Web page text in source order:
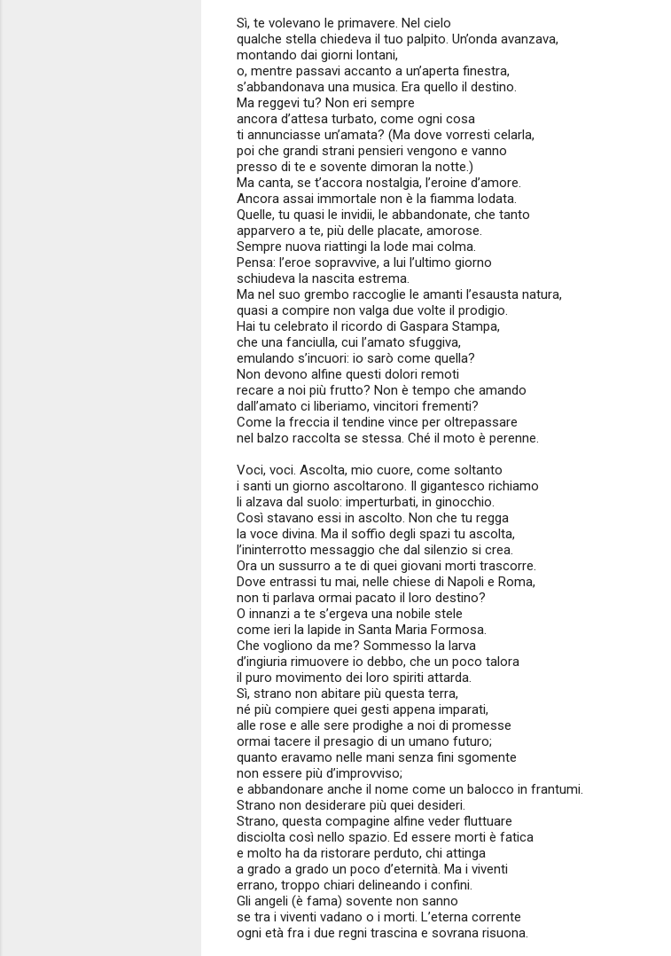
Sì, te volevano le primavere. Nel cielo
qualche stella chiedeva il tuo palpito. Un’onda avanzava,
montando dai giorni lontani,
o, mentre passavi accanto a un’aperta finestra,
s’abbandonava una musica. Era quello il destino.
Ma reggevi tu? Non eri sempre
ancora d’attesa turbato, come ogni cosa
ti annunciasse un’amata? (Ma dove vorresti celarla,
poi che grandi strani pensieri vengono e vanno
presso di te e sovente dimoran la notte.)
Ma canta, se t’accora nostalgia, l’eroine d’amore.
Ancora assai immortale non è la fiamma lodata.
Quelle, tu quasi le invidii, le abbandonate, che tanto
apparvero a te, più delle placate, amorose.
Sempre nuova riattingi la lode mai colma.
Pensa: l’eroe sopravvive, a lui l’ultimo giorno
schiudeva la nascita estrema.
Ma nel suo grembo raccoglie le amanti l’esausta natura,
quasi a compire non valga due volte il prodigio.
Hai tu celebrato il ricordo di Gaspara Stampa,
che una fanciulla, cui l’amato sfuggiva,
emulando s’incuori: io sarò come quella?
Non devono alfine questi dolori remoti
recare a noi più frutto? Non è tempo che amando
dall’amato ci liberiamo, vincitori frementi?
Come la freccia il tendine vince per oltrepassare
nel balzo raccolta se stessa. Ché il moto è perenne.
Voci, voci. Ascolta, mio cuore, come soltanto
i santi un giorno ascoltarono. Il gigantesco richiamo
li alzava dal suolo: imperturbati, in ginocchio.
Così stavano essi in ascolto. Non che tu regga
la voce divina. Ma il soffio degli spazi tu ascolta,
l’ininterrotto messaggio che dal silenzio si crea.
Ora un sussurro a te di quei giovani morti trascorre.
Dove entrassi tu mai, nelle chiese di Napoli e Roma,
non ti parlava ormai pacato il loro destino?
O innanzi a te s’ergeva una nobile stele
come ieri la lapide in Santa Maria Formosa.
Che vogliono da me? Sommesso la larva
d’ingiuria rimuovere io debbo, che un poco talora
il puro movimento dei loro spiriti attarda.
Sì, strano non abitare più questa terra,
né più compiere quei gesti appena imparati,
alle rose e alle sere prodighe a noi di promesse
ormai tacere il presagio di un umano futuro;
quanto eravamo nelle mani senza fini sgomente
non essere più d’improvviso;
e abbandonare anche il nome come un balocco in frantumi.
Strano non desiderare più quei desideri.
Strano, questa compagine alfine veder fluttuare
disciolta così nello spazio. Ed essere morti è fatica
e molto ha da ristorare perduto, chi attinga
a grado a grado un poco d’eternità. Ma i viventi
errano, troppo chiari delineando i confini.
Gli angeli (è fama) sovente non sanno
se tra i viventi vadano o i morti. L’eterna corrente
ogni età fra i due regni trascina e sovrana risuona.